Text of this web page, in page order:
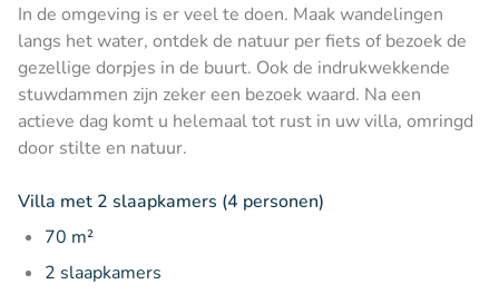
In de omgeving is er veel te doen. Maak wandelingen
langs het water, ontdek de natuur per fiets of bezoek de
gezellige dorpjes in de buurt. Ook de indrukwekkende
stuwdammen zijn zeker een bezoek waard. Na een
actieve dag komt u helemaal tot rust in uw villa, omringd
door stilte en natuur.
Villa met 2 slaapkamers (4 personen)
70 m²
2 slaapkamers